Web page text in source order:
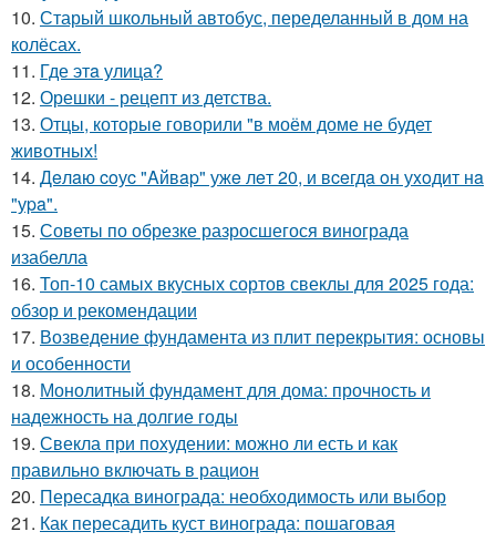
10. Старый школьный автобус, переделанный в дом на
колёсах.
11. Где этa улица?
12. Орешки - рецепт из детства.
13. Отцы, которые говорили "в моём доме не будет
животных!
14. Дeлaю coуc "Aйвap" ужe лeт 20, и вceгдa oн уxoдит нa
"уpa".
15. Советы по обрезке разросшегося винограда
изабелла
16. Топ-10 самых вкусных сортов свеклы для 2025 года:
обзор и рекомендации
17. Возведение фундамента из плит перекрытия: основы
и особенности
18. Монолитный фундамент для дома: прочность и
надежность на долгие годы
19. Свекла при похудении: можно ли есть и как
правильно включать в рацион
20. Пересадка винограда: необходимость или выбор
21. Как пересадить куст винограда: пошаговая